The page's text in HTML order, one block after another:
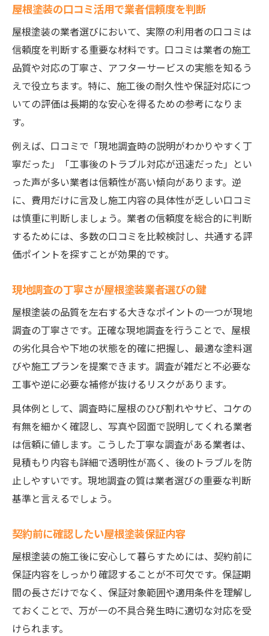
屋根塗装の口コミ活用で業者信頼度を判断
屋根塗装の業者選びにおいて、実際の利用者の口コミは
信頼度を判断する重要な材料です。口コミは業者の施工
品質や対応の丁寧さ、アフターサービスの実態を知るう
えで役立ちます。特に、施工後の耐久性や保証対応につ
いての評価は長期的な安心を得るための参考になりま
す。
例えば、口コミで「現地調査時の説明がわかりやすく丁
寧だった」「工事後のトラブル対応が迅速だった」とい
った声が多い業者は信頼性が高い傾向があります。逆
に、費用だけに言及し施工内容の具体性が乏しい口コミ
は慎重に判断しましょう。業者の信頼度を総合的に判断
するためには、多数の口コミを比較検討し、共通する評
価ポイントを探すことが効果的です。
現地調査の丁寧さが屋根塗装業者選びの鍵
屋根塗装の品質を左右する大きなポイントの一つが現地
調査の丁寧さです。正確な現地調査を行うことで、屋根
の劣化具合や下地の状態を的確に把握し、最適な塗料選
びや施工プランを提案できます。調査が雑だと不必要な
工事や逆に必要な補修が抜けるリスクがあります。
具体例として、調査時に屋根のひび割れやサビ、コケの
有無を細かく確認し、写真や図面で説明してくれる業者
は信頼に値します。こうした丁寧な調査がある業者は、
見積もり内容も詳細で透明性が高く、後のトラブルを防
止しやすいです。現地調査の質は業者選びの重要な判断
基準と言えるでしょう。
契約前に確認したい屋根塗装保証内容
屋根塗装の施工後に安心して暮らすためには、契約前に
保証内容をしっかり確認することが不可欠です。保証期
間の長さだけでなく、保証対象範囲や適用条件を理解し
ておくことで、万が一の不具合発生時に適切な対応を受
けられます。